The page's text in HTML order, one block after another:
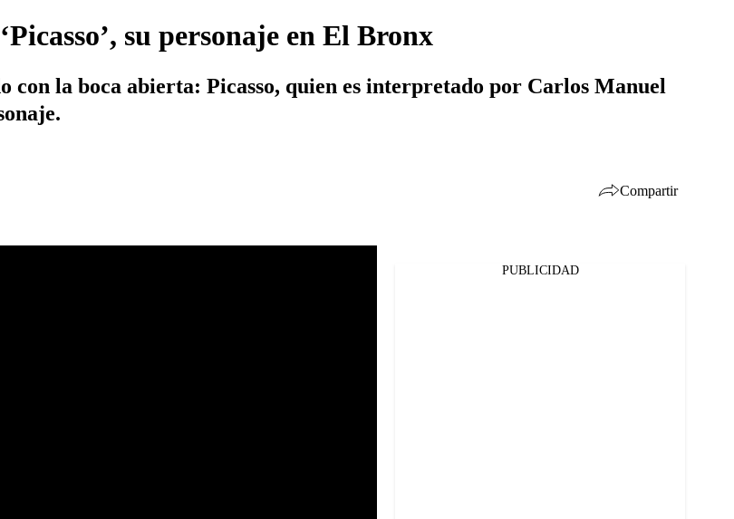
su personaje en El Bronx
con la boca abierta: Picasso, quien es interpretado por Carlos Manuel
Compartir
PUBLICIDAD